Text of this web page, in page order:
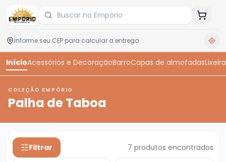
InícioAcessórios e DecoraçãoBarroCapas de almofadasLixeira
COLEÇÃO EMPÓRIO
Palha de Taboa
Filtrar 7 produtos encontrados